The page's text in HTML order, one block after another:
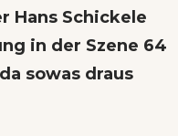
Hans Schickele
in der Szene 64
sowas draus